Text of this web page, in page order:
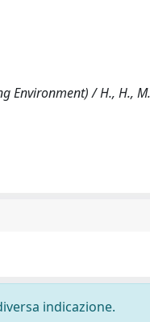
/ H., H.,
indicazione.